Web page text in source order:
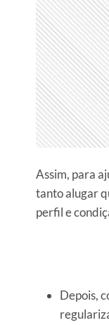
Assim, para
tanto alugar
perfil e
Depois,